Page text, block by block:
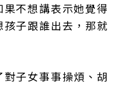
不想講表示她覺得
子跟誰出去，那就
子女事事操煩、胡